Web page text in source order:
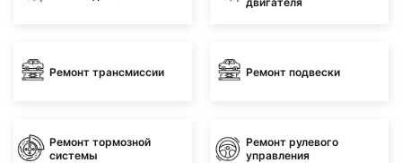
Ремонт трансмиссии Ремонт подвески
Ремонт тормозной
системы
Ремонт рулевого
управления